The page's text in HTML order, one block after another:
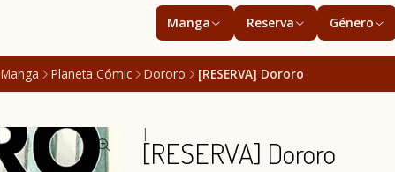
Manga Reserva Género
Manga Planeta Cómic Dororo [RESERVA] Dororo
|
[RESERVA] Dororo